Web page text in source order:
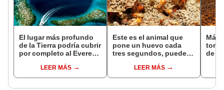
El lugar más profundo
de la Tierra podría cubrir
por completo al Everest:
11.000 metros que
pocos exploradores
LEER MÁS
Este es el animal que
pone un huevo cada
tres segundos, puede
habita en casi todo el
planeta, excepto en la
LEER MÁS
Más
de
el